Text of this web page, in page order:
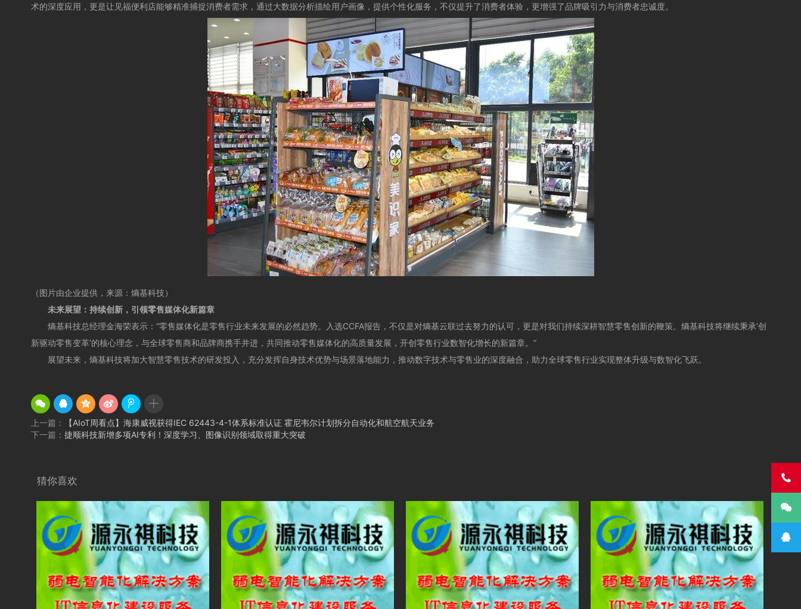
术的深度应用，更是让见福便利店能够精准捕捉消费者需求，通过大数据分析描绘用户画像，提供个性化服务，不仅提升了消费者体验，更增强了品牌吸引力与消费者忠诚度。
（图片由企业提供，来源： 熵基科技）
未来展望：持续创新，引领零售媒体化新篇章
熵基科技总经理金海荣表示：“零售媒体化是零售行业未来发展的必然趋势。入选CCFA报告，不仅是对熵基云联过去努力的认可，更是对我们持续深耕智慧零售创新的鞭策。熵基科技将继续秉承‘创
新驱动零售变革’的核心理念，与全球零售商和品牌商携手并进，共同推动零售媒体化的高质量发展，开创零售行业数智化增长的新篇章。”
展望未来，熵基科技将加大智慧零售技术的研发投入，充分发挥自身技术优势与场景落地能力，推动数字技术与零售业的深度融合，助力全球零售行业实现整体升级与数智化飞跃。
上一篇：
【AIoT周看点】海康威视获得IEC 62443-4-1体系标准认证 霍尼韦尔计划拆分自动化和航空航天业务
下一篇： 捷顺科技新增多项AI专利！深度学习、图像识别领域取得重大突破
猜你喜欢 

